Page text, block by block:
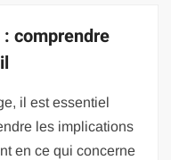
comprendre
il est essentiel
les implications
en ce qui concerne